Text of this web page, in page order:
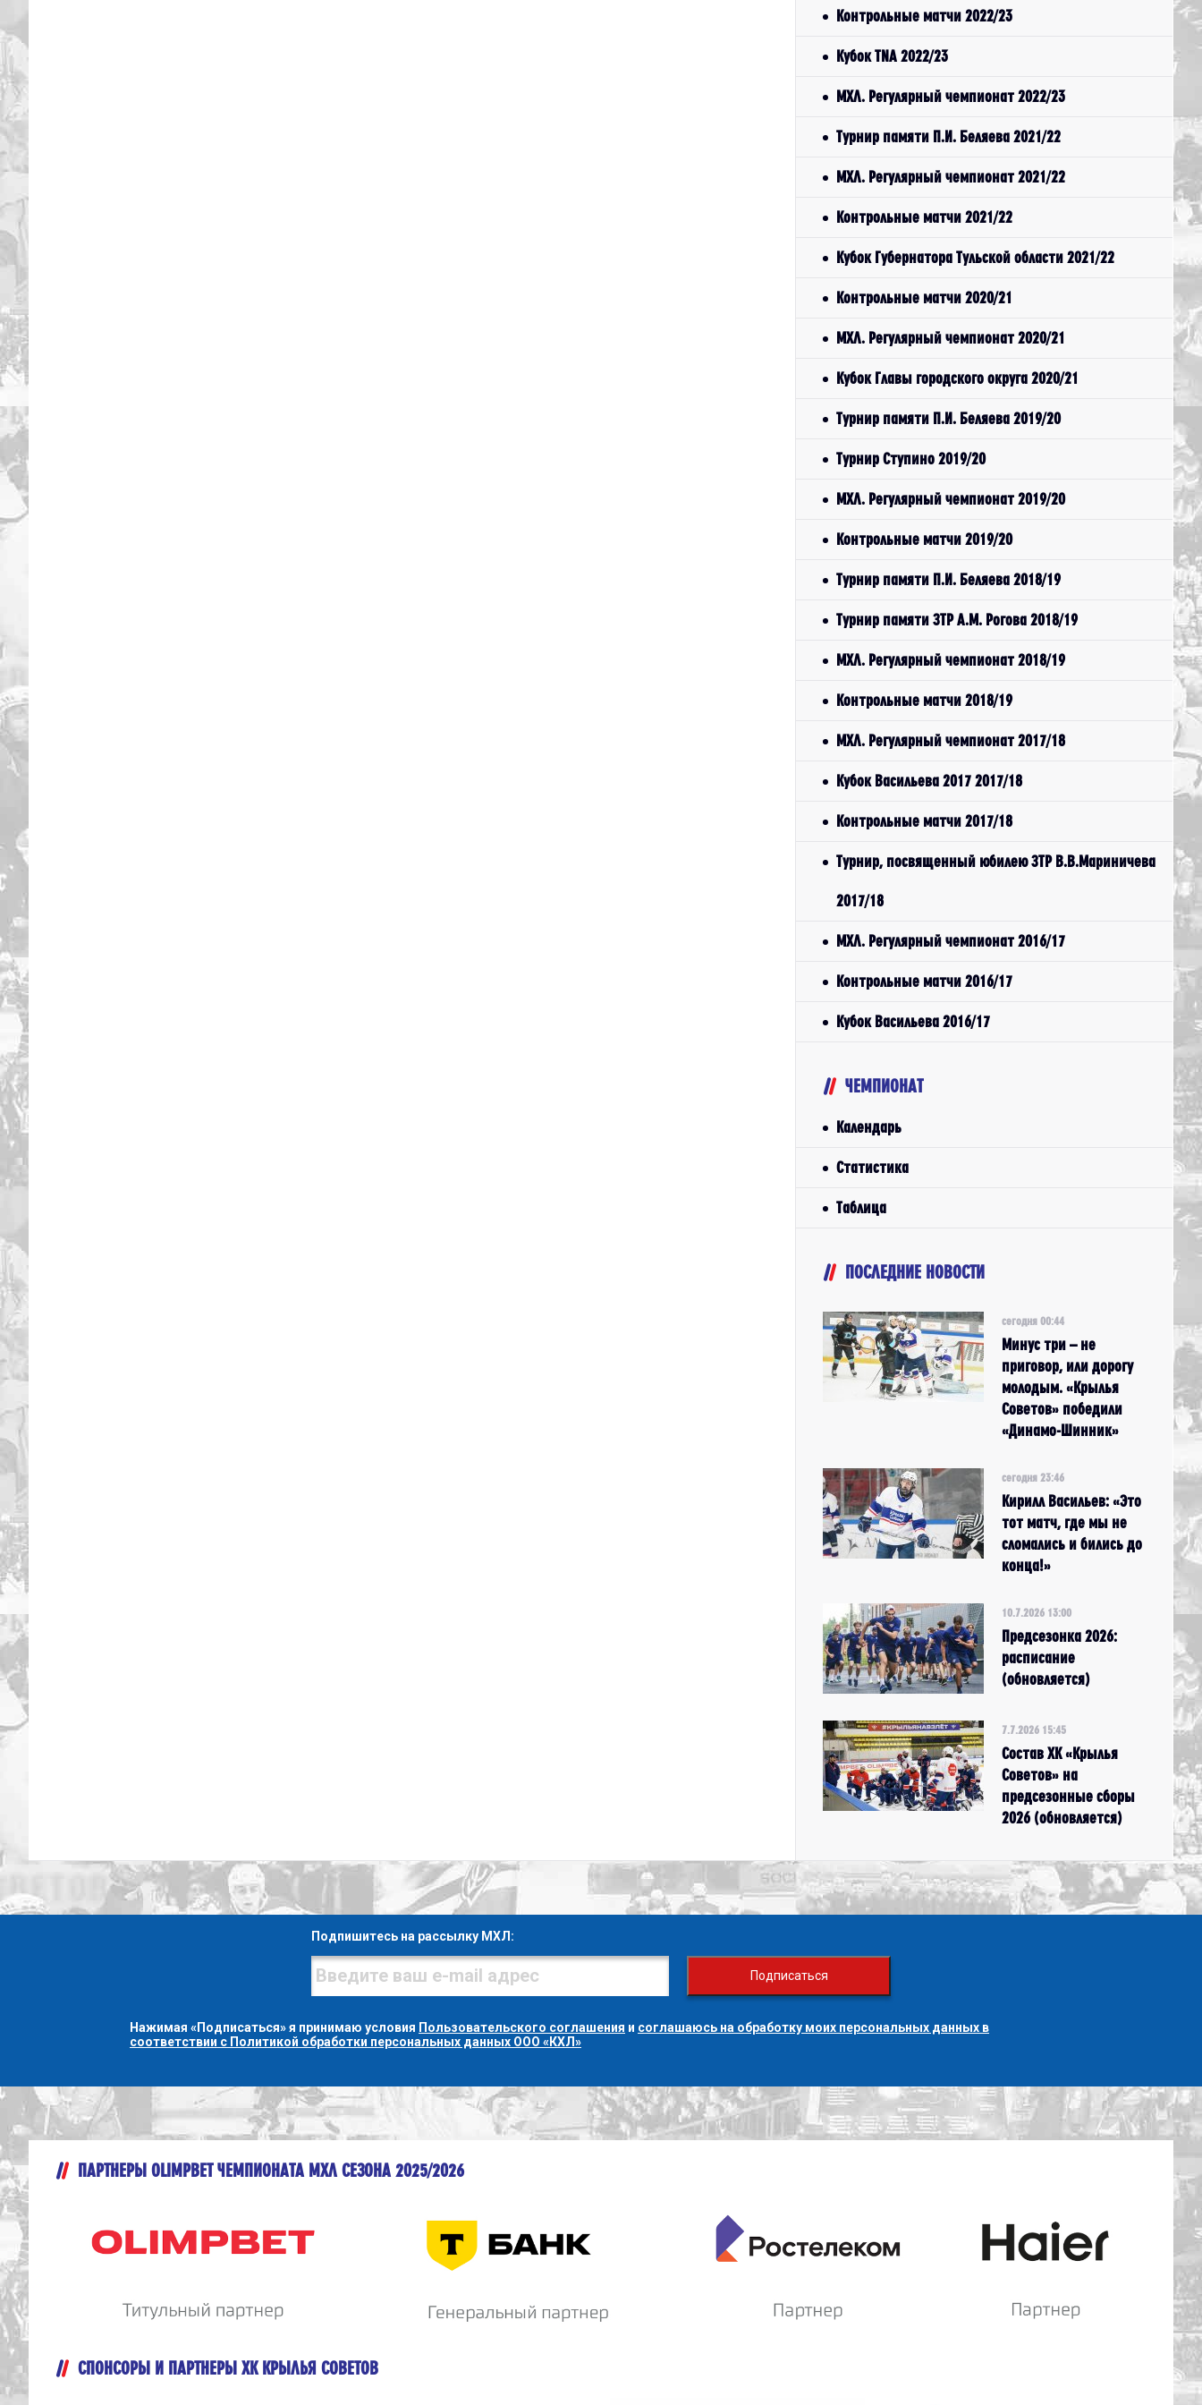
Контрольные матчи 2022/23
Кубок TNA 2022/23
МХЛ. Регулярный чемпионат 2022/23
Турнир памяти П.И. Беляева 2021/22
МХЛ. Регулярный чемпионат 2021/22
Контрольные матчи 2021/22
Кубок Губернатора Тульской области 2021/22
Контрольные матчи 2020/21
МХЛ. Регулярный чемпионат 2020/21
Кубок Главы городского округа 2020/21
Турнир памяти П.И. Беляева 2019/20
Турнир Ступино 2019/20
МХЛ. Регулярный чемпионат 2019/20
Контрольные матчи 2019/20
Турнир памяти П.И. Беляева 2018/19
Турнир памяти ЗТР А.М. Рогова 2018/19
МХЛ. Регулярный чемпионат 2018/19
Контрольные матчи 2018/19
МХЛ. Регулярный чемпионат 2017/18
Кубок Васильева 2017 2017/18
Контрольные матчи 2017/18
Турнир, посвященный юбилею ЗТР В.В.Мариничева
2017/18
МХЛ. Регулярный чемпионат 2016/17
Контрольные матчи 2016/17
Кубок Васильева 2016/17
ЧЕМПИОНАТ
Календарь
Статистика
Таблица
ПОСЛЕДНИЕ НОВОСТИ
сегодня 00:44
Минус три – не
приговор, или дорогу
молодым. «Крылья
Советов» победили
«Динамо-Шинник»
сегодня 23:46
Кирилл Васильев: «Это
тот матч, где мы не
сломались и бились до
конца!»
10.7.2026 13:00
Предсезонка 2026:
расписание
(обновляется)
7.7.2026 15:45
Состав ХК «Крылья
Советов» на
предсезонные сборы
2026 (обновляется)
Подпишитесь на рассылку МХЛ:
Подписаться
Нажимая «Подписаться» я принимаю условия Пользовательского соглашения и соглашаюсь на обработку моих персональных данных в
соответствии с Политикой обработки персональных данных ООО «КХЛ»
ПАРТНЕРЫ OLIMPBET ЧЕМПИОНАТА МХЛ СЕЗОНА 2025/2026
СПОНСОРЫ И ПАРТНЕРЫ ХК КРЫЛЬЯ СОВЕТОВ